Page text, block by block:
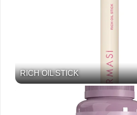
RICH OIL STICK